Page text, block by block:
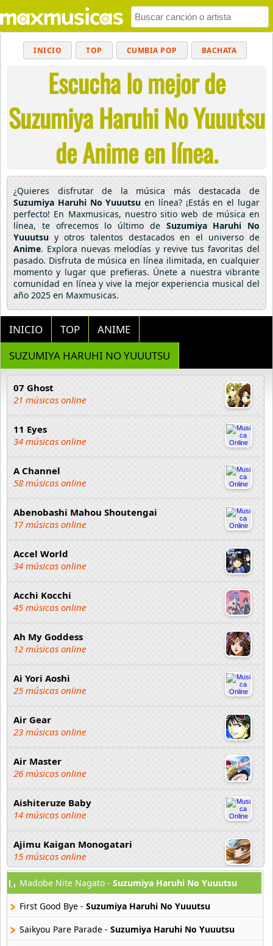
INICIO TOP CUMBIA POP BACHATA
POP MUSICA CRISTIANA REGGAETON
BALADAS ALTERNATIVO ELECTRÓNICA
CUMBIAS
Escucha lo mejor de
Suzumiya Haruhi No Yuuutsu
de Anime en línea.
¿Quieres disfrutar de la música más destacada de
Suzumiya Haruhi No Yuuutsu en línea? ¡Estás en el lugar
perfecto! En Maxmusicas, nuestro sitio web de música en
línea, te ofrecemos lo último de Suzumiya Haruhi No
Yuuutsu y otros talentos destacados en el universo de
Anime. Explora nuevas melodías y revive tus favoritas del
pasado. Disfruta de música en línea ilimitada, en cualquier
momento y lugar que prefieras. Únete a nuestra vibrante
comunidad en línea y vive la mejor experiencia musical del
año 2025 en Maxmusicas.
INICIO TOP
ANIME
SUZUMIYA HARUHI NO YUUUTSU
07 Ghost
21 músicas online
11 Eyes
34 músicas online
A Channel
58 músicas online
Abenobashi Mahou Shoutengai
17 músicas online
Accel World
34 músicas online
Acchi Kocchi
45 músicas online
Ah My Goddess
12 músicas online
Ai Yori Aoshi
25 músicas online
Air Gear
23 músicas online
Air Master
26 músicas online
Aishiteruze Baby
14 músicas online
Ajimu Kaigan Monogatari
15 músicas online
Akahori Gedou Hour Rabuge
29 músicas online
Akane Iro Ni Samoru Saka
26 músicas online
Madobe Nite Nagato - Suzumiya Haruhi No Yuuutsu
First Good Bye - Suzumiya Haruhi No Yuuutsu
Saikyou Pare Parade - Suzumiya Haruhi No Yuuutsu